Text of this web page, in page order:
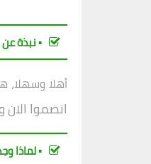
▪︎ نبذة عن
أهلا وسهلا،
انضموا
▪︎ لماذا